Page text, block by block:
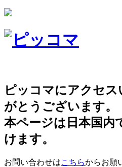
ピッコマにアクセス
がとうございます。
本ページは日本国内
けます。
お問い合わせはこちらからお願